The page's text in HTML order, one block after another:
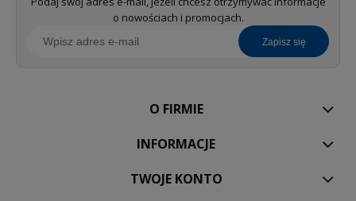
o nowościach i promocjach.
zapisz się
O FIRMIE
INFORMACJE
TWOJE KONTO